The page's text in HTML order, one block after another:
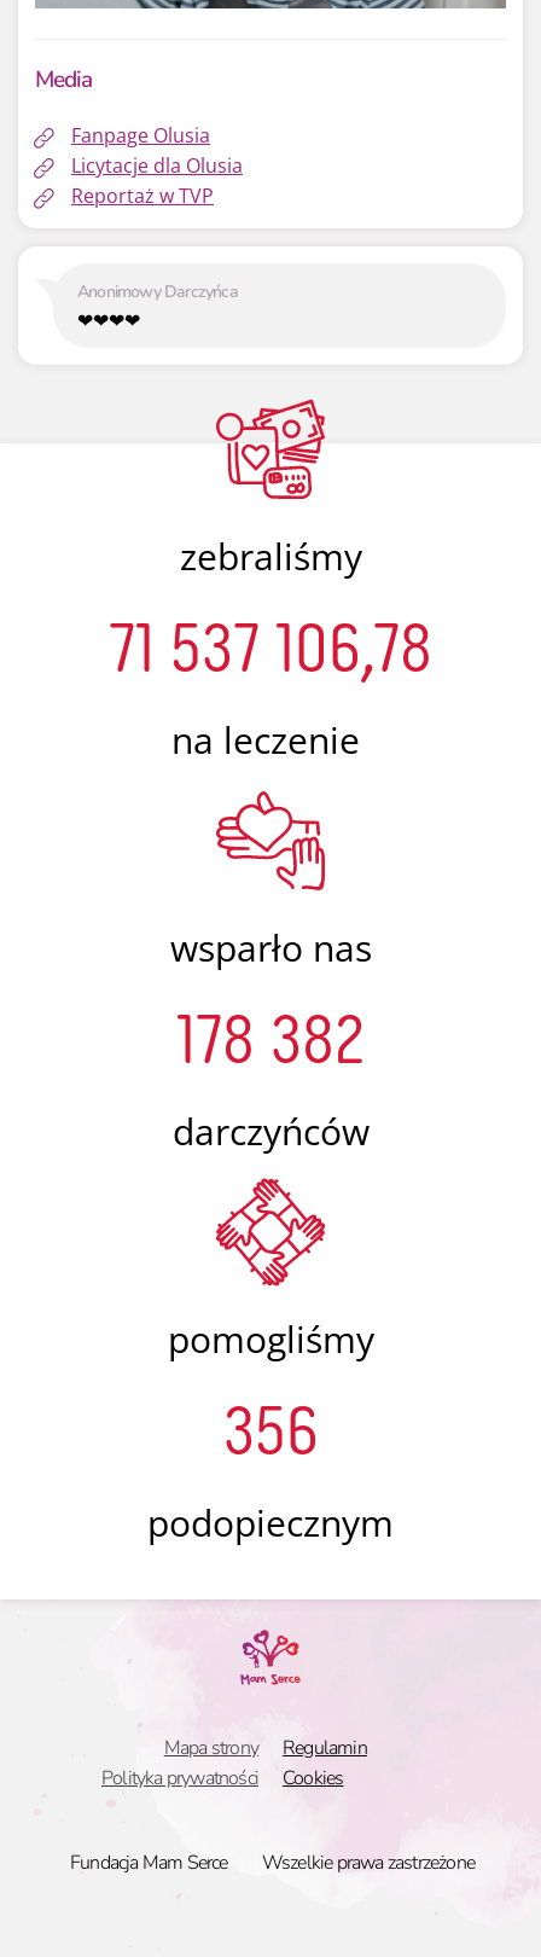
Media
Fanpage Olusia
Licytacje dla Olusia
Reportaż w TVP
Anonimowy Darczyńca
❤❤❤❤
zebraliśmy
71 537 106,78
na leczenie
wsparło nas
178 382
darczyńców
pomogliśmy
356
podopiecznym
Mapa strony
Polityka prywatności
Regulamin
Cookies
Fundacja Mam Serce Wszelkie prawa zastrzeżone